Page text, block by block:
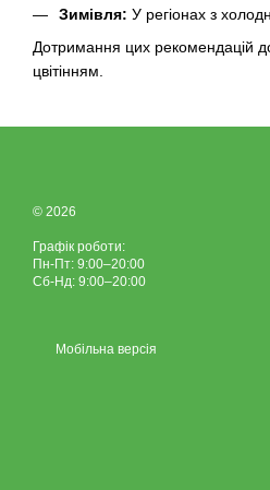
Зимівля: У регіонах з
Дотримання цих рекомендацій
цвітінням.
© 2026
Графік роботи:
Пн-Пт: 9:00–20:00
Сб-Нд: 9:00–20:00
Мобільна версія